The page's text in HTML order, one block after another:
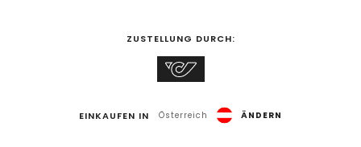
ZUSTELLUNG DURCH:
EINKAUFEN IN Österreich ÄNDERN